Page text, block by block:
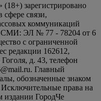
зарегистрировано
связи,
коммуникаций
СМИ: ЭЛ № 77 - 78204 от 6
с ограниченной
редакции 162612,
д. 43, телефон
Главный
обозначенные знаком
права на
издании ГородЧе